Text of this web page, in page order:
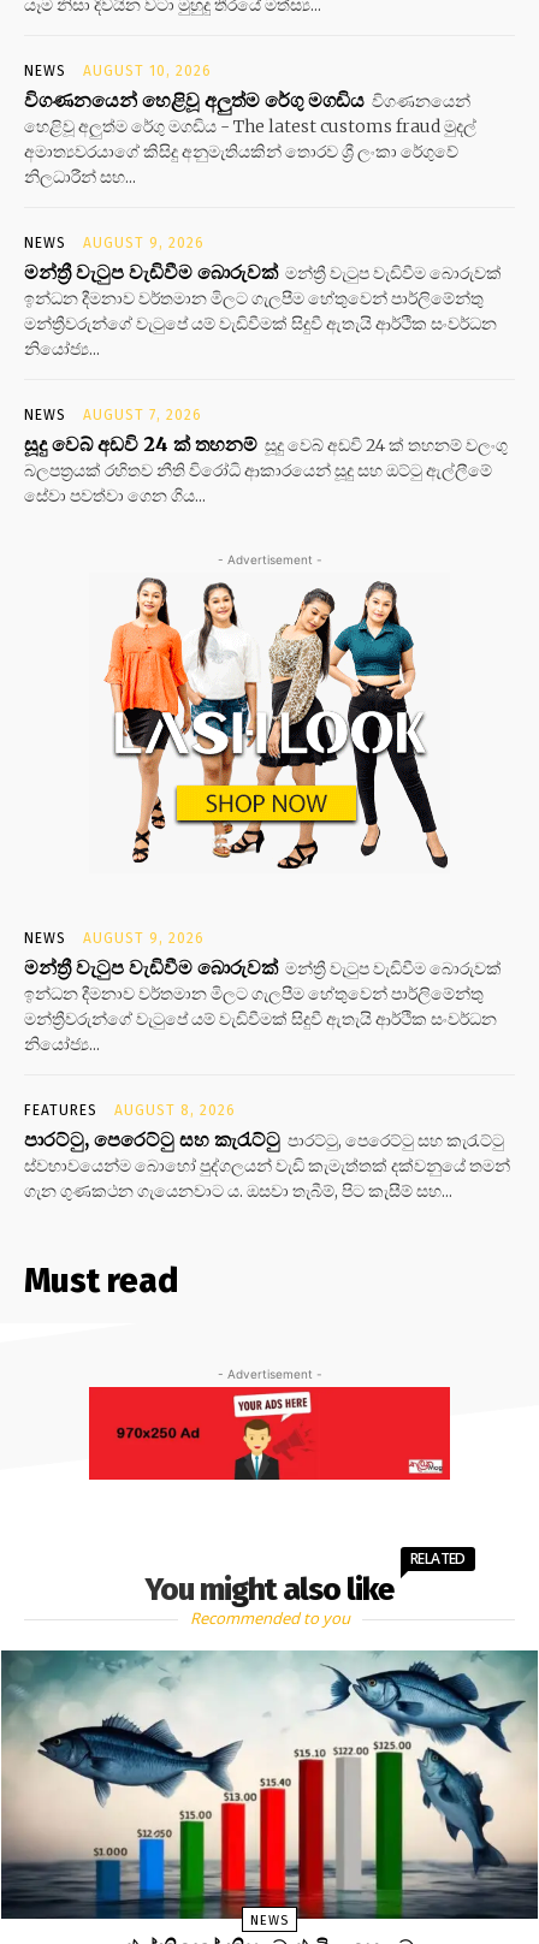
යෑම නිසා දිවයින වටා මුහුදු තීරයේ මත්ස්‍ය...
NEWS AUGUST 10, 2026
විගණනයෙන් හෙළිවූ අලුත්ම රේගු මගඩිය විගණනයෙන්
හෙළිවූ අලුත්ම රේගු මගඩිය - The latest customs fraud මුදල්
අමාත්‍යවරයාගේ කිසිදු අනුමැතියකින් තොරව ශ්‍රී ලංකා රේගුවේ
නිලධාරීන් සහ...
NEWS AUGUST 9, 2026
මන්ත්‍රී වැටුප වැඩිවීම බොරුවක් මන්ත්‍රී වැටුප වැඩිවීම බොරුවක්
ඉන්ධන දීමනාව වර්තමාන මිලට ගැලපීම හේතුවෙන් පාර්ලිමේන්තු
මන්ත්‍රීවරුන්ගේ වැටුපේ යම් වැඩිවීමක් සිදුවී ඇතැයි ආර්ථික සංවර්ධන
නියෝජ්‍ය...
NEWS AUGUST 7, 2026
සූදු වෙබ් අඩවි 24 ක් තහනම් සූදු වෙබ් අඩවි 24 ක් තහනම් වලංගු
බලපත්‍රයක් රහිතව නීති විරෝධි ආකාරයෙන් සූදු සහ ඔට්ටු ඇල්ලීමේ
සේවා පවත්වා ගෙන ගිය...
- Advertisement -
NEWS AUGUST 9, 2026
මන්ත්‍රී වැටුප වැඩිවීම බොරුවක් මන්ත්‍රී වැටුප වැඩිවීම බොරුවක්
ඉන්ධන දීමනාව වර්තමාන මිලට ගැලපීම හේතුවෙන් පාර්ලිමේන්තු
මන්ත්‍රීවරුන්ගේ වැටුපේ යම් වැඩිවීමක් සිදුවී ඇතැයි ආර්ථික සංවර්ධන
නියෝජ්‍ය...
FEATURES AUGUST 8, 2026
පාරට්ටු, පෙරෙට්ටු සහ කැරැට්ටු පාරට්ටු, පෙරෙට්ටු සහ කැරැට්ටු
ස්වභාවයෙන්ම බොහෝ පුද්ගලයන් වැඩි කැමැත්තක් දක්වනුයේ තමන්
ගැන ගුණකථන ගැයෙනවාට ය. ඔසවා තැබීම්, පිට කැසීම් සහ...
Must read
- Advertisement -
You might also like
RELATED
Recommended to you
NEWS